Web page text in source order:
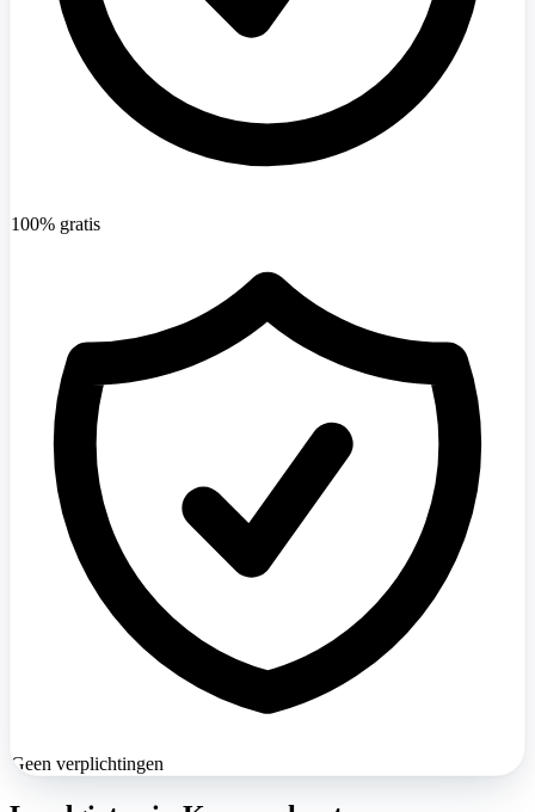
100% gratis
Geen verplichtingen